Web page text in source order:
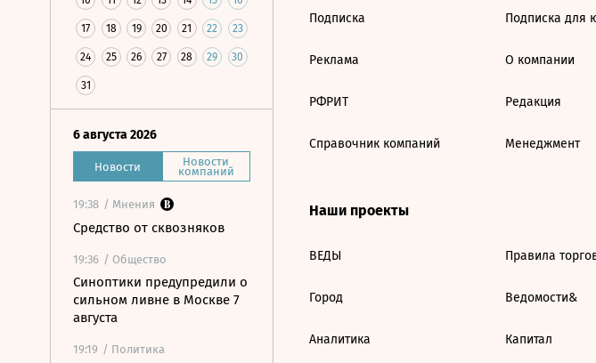
17 18 19 20 21 22 23
24 25 26 27 28 29 30
31
6 августа 2026
Новости Новости
компаний
19:38 / Мнения
Средство от сквозняков
19:36 / Общество
Синоптики предупредили о
сильном ливне в Москве 7
августа
19:19 / Политика
Подписка
Реклама
РФРИТ
Справочник компаний
Подписка для
О компании
Редакция
Менеджмент
Наши проекты
ВЕДЫ
Город
Аналитика
Правила
Ведомости&
Капитал